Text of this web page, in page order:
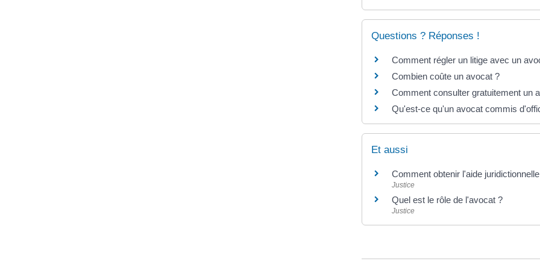
Questions ? Réponses !
Comment régler un litige avec un
Combien coûte un avocat ?
Comment consulter gratuitement un
Qu'est-ce qu'un avocat commis
Et aussi
Comment obtenir l'aide
Justice
Quel est le rôle de l'avocat ?
Justice